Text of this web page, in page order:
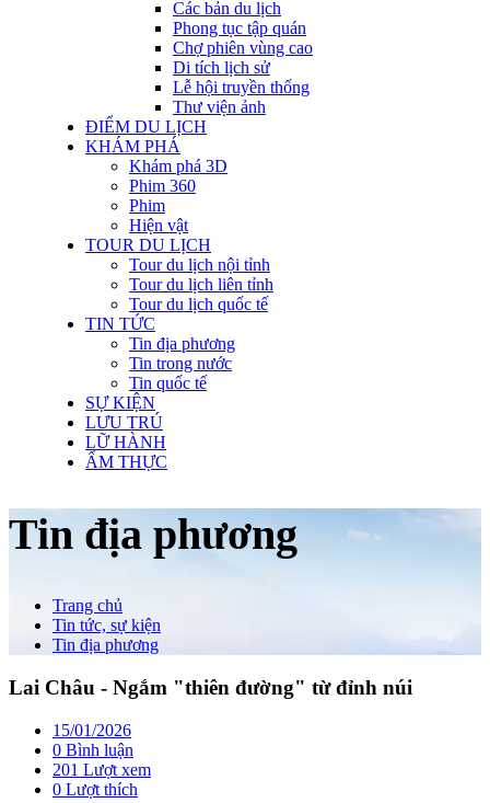
Các bản du lịch
Phong tục tập quán
Chợ phiên vùng cao
Di tích lịch sử
Lễ hội truyền thống
Thư viện ảnh
ĐIỂM DU LỊCH
KHÁM PHÁ
Khám phá 3D
Phim 360
Phim
Hiện vật
TOUR DU LỊCH
Tour du lịch nội tỉnh
Tour du lịch liên tỉnh
Tour du lịch quốc tế
TIN TỨC
Tin địa phương
Tin trong nước
Tin quốc tế
SỰ KIỆN
LƯU TRÚ
LỮ HÀNH
ẨM THỰC
Tin địa phương
Trang chủ
Tin tức, sự kiện
Tin địa phương
Lai Châu - Ngắm "thiên đường" từ đỉnh núi
15/01/2026
0 Bình luận
201 Lượt xem
0 Lượt thích